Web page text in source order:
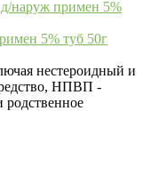
5% туб 50г
нестероидный и
НПВП -
родственное